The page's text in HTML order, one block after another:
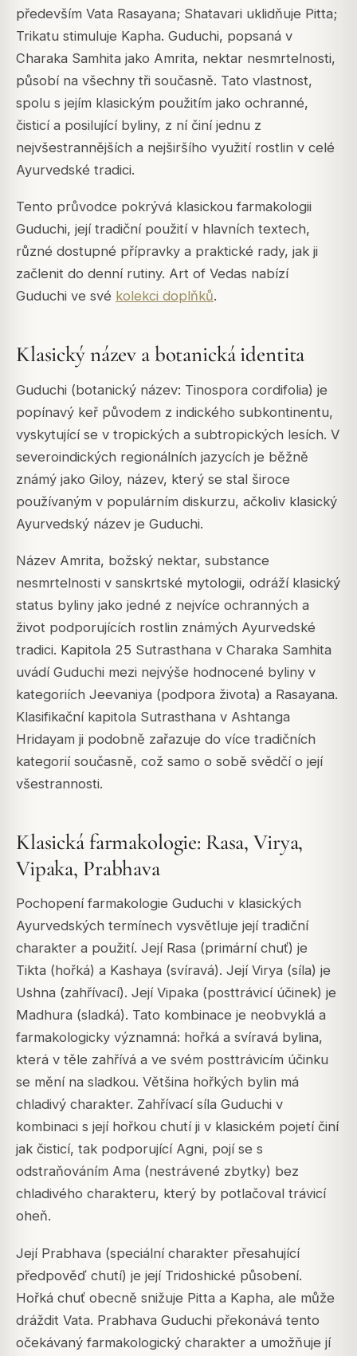
především Vata Rasayana; Shatavari uklidňuje Pitta;
Trikatu stimuluje Kapha. Guduchi, popsaná v
Charaka Samhita jako Amrita, nektar nesmrtelnosti,
působí na všechny tři současně. Tato vlastnost,
spolu s jejím klasickým použitím jako ochranné,
čisticí a posilující byliny, z ní činí jednu z
nejvšestrannějších a nejširšího využití rostlin v celé
Ayurvedské tradici.
Tento průvodce pokrývá klasickou farmakologii
Guduchi, její tradiční použití v hlavních textech,
různé dostupné přípravky a praktické rady, jak ji
začlenit do denní rutiny. Art of Vedas nabízí
Guduchi ve své kolekci doplňků.
Klasický název a botanická identita
Guduchi (botanický název: Tinospora cordifolia) je
popínavý keř původem z indického subkontinentu,
vyskytující se v tropických a subtropických lesích. V
severoindických regionálních jazycích je běžně
známý jako Giloy, název, který se stal široce
používaným v populárním diskurzu, ačkoliv klasický
Ayurvedský název je Guduchi.
Název Amrita, božský nektar, substance
nesmrtelnosti v sanskrtské mytologii, odráží klasický
status byliny jako jedné z nejvíce ochranných a
život podporujících rostlin známých Ayurvedské
tradici. Kapitola 25 Sutrasthana v Charaka Samhita
uvádí Guduchi mezi nejvýše hodnocené byliny v
kategoriích Jeevaniya (podpora života) a Rasayana.
Klasifikační kapitola Sutrasthana v Ashtanga
Hridayam ji podobně zařazuje do více tradičních
kategorií současně, což samo o sobě svědčí o její
všestrannosti.
Klasická farmakologie: Rasa, Virya,
Vipaka, Prabhava
Pochopení farmakologie Guduchi v klasických
Ayurvedských termínech vysvětluje její tradiční
charakter a použití. Její Rasa (primární chuť) je
Tikta (hořká) a Kashaya (svíravá). Její Virya (síla) je
Ushna (zahřívací). Její Vipaka (posttrávicí účinek) je
Madhura (sladká). Tato kombinace je neobvyklá a
farmakologicky významná: hořká a svíravá bylina,
která v těle zahřívá a ve svém posttrávicím účinku
se mění na sladkou. Většina hořkých bylin má
chladivý charakter. Zahřívací síla Guduchi v
kombinaci s její hořkou chutí ji v klasickém pojetí činí
jak čisticí, tak podporující Agni, pojí se s
odstraňováním Ama (nestrávené zbytky) bez
chladivého charakteru, který by potlačoval trávicí
oheň.
Její Prabhava (speciální charakter přesahující
předpověď chutí) je její Tridoshické působení.
Hořká chuť obecně snižuje Pitta a Kapha, ale může
dráždit Vata. Prabhava Guduchi překonává tento
očekávaný farmakologický charakter a umožňuje jí